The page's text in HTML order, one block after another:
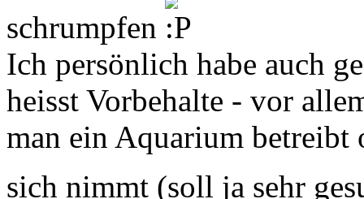
schrumpfen
Ich persönlich habe auch
heisst Vorbehalte - vor
man ein Aquarium betreibt
sich nimmt (soll ja sehr